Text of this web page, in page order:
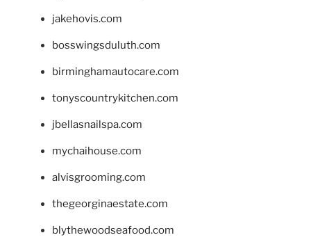
jakehovis.com
bosswingsduluth.com
birminghamautocare.com
tonyscountrykitchen.com
jbellasnailspa.com
mychaihouse.com
alvisgrooming.com
thegeorginaestate.com
blythewoodseafood.com